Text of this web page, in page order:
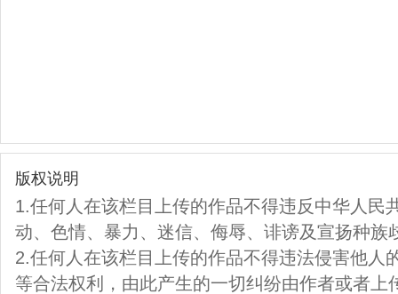
版权说明
1.任何人在该栏目上传的作品不得违反中华人民
动、色情、暴力、迷信、侮辱、诽谤及宣扬种族
2.任何人在该栏目上传的作品不得违法侵害他人
等合法权利，由此产生的一切纠纷由作者或者上